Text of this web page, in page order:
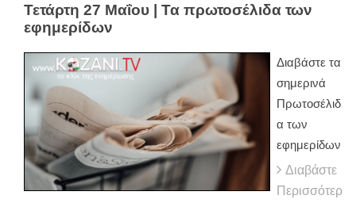
Τετάρτη 27 Μαΐου | Τα πρωτοσέλιδα των
εφημερίδων
Διαβάστε τα
σημερινά
Πρωτοσέλιδ
α των
εφημερίδων
Διαβάστε
Περισσότερ